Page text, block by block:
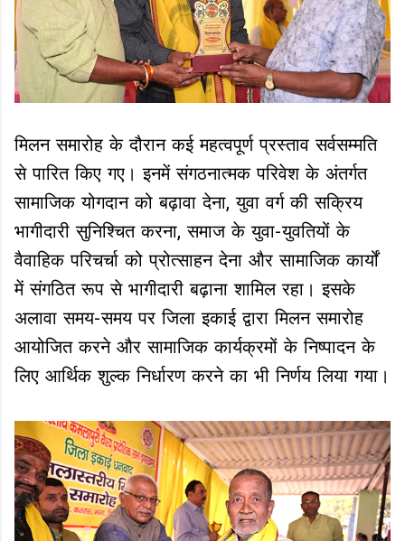
मिलन समारोह के दौरान कई महत्वपूर्ण प्रस्ताव सर्वसम्मति
से पारित किए गए। इनमें संगठनात्मक परिवेश के अंतर्गत
सामाजिक योगदान को बढ़ावा देना, युवा वर्ग की सक्रिय
भागीदारी सुनिश्चित करना, समाज के युवा-युवतियों के
वैवाहिक परिचर्चा को प्रोत्साहन देना और सामाजिक कार्यों
में संगठित रूप से भागीदारी बढ़ाना शामिल रहा। इसके
अलावा समय-समय पर जिला इकाई द्वारा मिलन समारोह
आयोजित करने और सामाजिक कार्यक्रमों के निष्पादन के
लिए आर्थिक शुल्क निर्धारण करने का भी निर्णय लिया गया।